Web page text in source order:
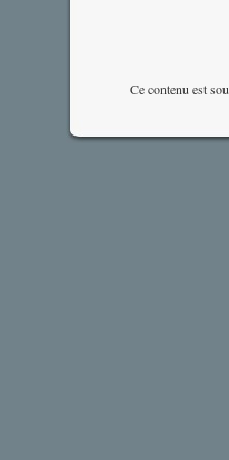
Ce contenu est